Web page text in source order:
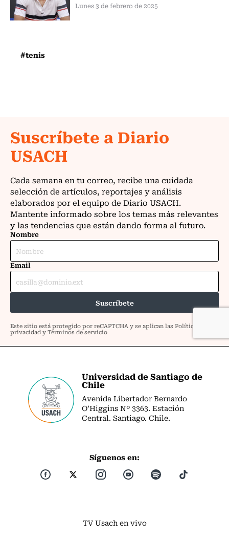
Lunes 3 de febrero de 2025
#tenis
Universidad de Santiago de
Chile
Avenida Libertador Bernardo
O’Higgins Nº 3363. Estación
Central. Santiago. Chile.
Síguenos en:
TV Usach en vivo